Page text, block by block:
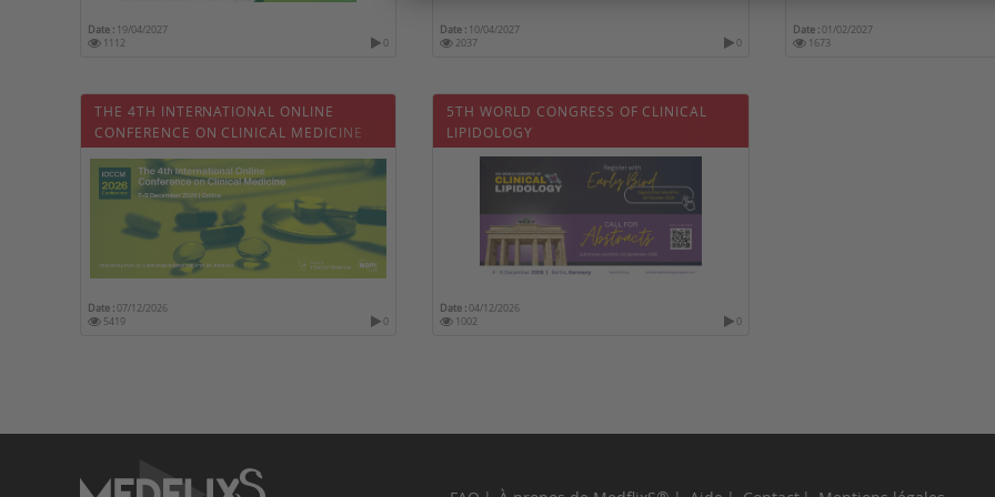
Date : 19/04/2027
1112
0
Date : 10/04/2027
2037
0
Date :01/02/2027
1673
THE 4TH INTERNATIONAL ONLINE
CONFERENCE ON CLINICAL MEDICINE
Date :07/12/2026
5419
0
5TH WORLD CONGRESS OF CLINICAL
LIPIDOLOGY
Date :04/12/2026
1002
0